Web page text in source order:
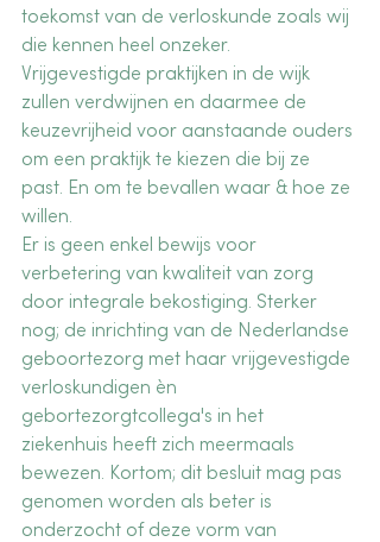
toekomst van de verloskunde zoals wij
die kennen heel onzeker.
Vrijgevestigde praktijken in de wijk
zullen verdwijnen en daarmee de
keuzevrijheid voor aanstaande ouders
om een praktijk te kiezen die bij ze
past. En om te bevallen waar & hoe ze
willen.
Er is geen enkel bewijs voor
verbetering van kwaliteit van zorg
door integrale bekostiging. Sterker
nog; de inrichting van de Nederlandse
geboortezorg met haar vrijgevestigde
verloskundigen èn
gebortezorgtcollega's in het
ziekenhuis heeft zich meermaals
bewezen. Kortom; dit besluit mag pas
genomen worden als beter is
onderzocht of deze vorm van